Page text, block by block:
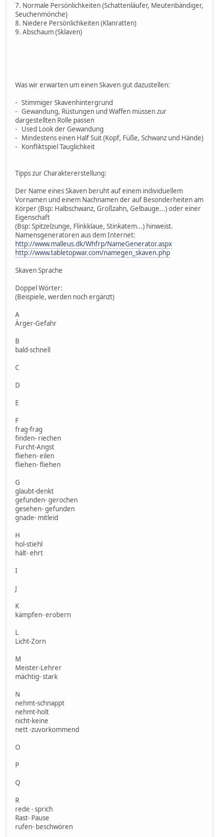
7. Normale Persönlichkeiten (Schattenläufer, Meutenbändiger,
Seuchenmönche)
8. Niedere Persönlichkeiten (Klanratten)
9. Abschaum (Sklaven)
Was wir erwarten um einen Skaven gut dazustellen:
- Stimmiger Skavenhintergrund
- Gewandung, Rüstungen und Waffen müssen zur
dargestellten Rolle passen
- Used Look der Gewandung
- Mindestens einen Half Suit (Kopf, Füße, Schwanz und Hände)
- Konfliktspiel Tauglichkeit
Tipps zur Charaktererstellung:
Der Name eines Skaven beruht auf einem individuellem
Vornamen und einem Nachnamen der auf Besonderheiten am
Körper (Bsp: Halbschwanz, Großzahn, Gelbauge...) oder einer
Eigenschaft
(Bsp: Spitzelzunge, Flinkklaue, Stinkatem...) hinweist.
Namensgeneratoren aus dem Internet:
http://www.malleus.dk/Whfrp/NameGenerator.aspx
http://www.tabletopwar.com/namegen_skaven.php
Skaven Sprache
Doppel Wörter:
(Beispiele, werden noch ergänzt)
A
Ärger-Gefahr
B
bald-schnell
C
D
E
F
frag-frag
finden- riechen
Furcht-Angst
fliehen- eilen
fliehen- fliehen
G
glaubt-denkt
gefunden- gerochen
gesehen- gefunden
gnade- mitleid
H
hol-stiehl
hält- ehrt
I
J
K
kämpfen- erobern
L
Licht-Zorn
M
Meister-Lehrer
mächtig- stark
N
nehmt-schnappt
nehmt-holt
nicht-keine
nett -zuvorkommend
O
P
Q
R
rede - sprich
Rast- Pause
rufen- beschwören